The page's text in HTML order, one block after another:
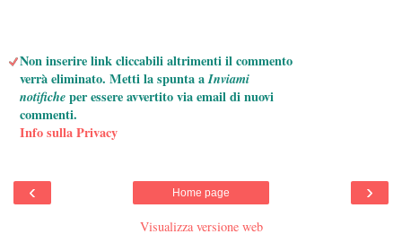
Non inserire link cliccabili altrimenti il commento
verrà eliminato. Metti la spunta aInviami
notificheper essere avvertito via email di nuovi
commenti.
Info sulla Privacy
‹ ›
Home page
Visualizza versione web